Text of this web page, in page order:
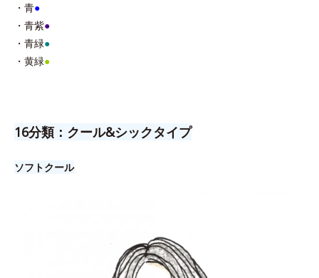
・青●
・青紫●
・青緑●
・黄緑●
16分類：クール&シックタイプ
ソフトクール